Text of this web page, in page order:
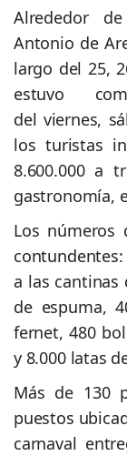
Alrededor
Antonio de
largo del 25,
estuvo
del viernes,
los turistas
8.600.000 a
gastronomía,
Los números
a las cantinas
de espuma,
fernet, 480
y 8.000 latas
Más de 130
puestos
carnaval